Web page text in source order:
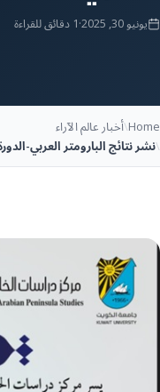
يونيو 30, 2025 ·1 دقائق للقراءة
Home
\أخبار عالم الآراء
\نشر نتائج البارومتر العربي-